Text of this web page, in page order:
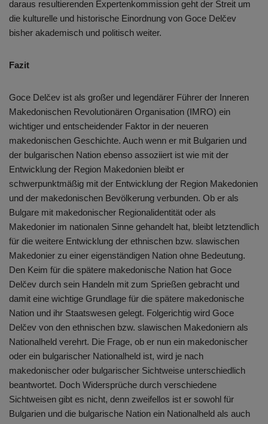
daraus resultierenden Expertenkommission geht der Streit um
die kulturelle und historische Einordnung von Goce Delčev
bisher akademisch und politisch weiter.
Fazit
Goce Delčev ist als großer und legendärer Führer der Inneren
Makedonischen Revolutionären Organisation (IMRO) ein
wichtiger und entscheidender Faktor in der neueren
makedonischen Geschichte. Auch wenn er mit Bulgarien und
der bulgarischen Nation ebenso assoziiert ist wie mit der
Entwicklung der Region Makedonien bleibt er
schwerpunktmäßig mit der Entwicklung der Region Makedonien
und der makedonischen Bevölkerung verbunden. Ob er als
Bulgare mit makedonischer Regionalidentität oder als
Makedonier im nationalen Sinne gehandelt hat, bleibt letztendlich
für die weitere Entwicklung der ethnischen bzw. slawischen
Makedonier zu einer eigenständigen Nation ohne Bedeutung.
Den Keim für die spätere makedonische Nation hat Goce
Delčev durch sein Handeln mit zum Sprießen gebracht und
damit eine wichtige Grundlage für die spätere makedonische
Nation und ihr Staatswesen gelegt. Folgerichtig wird Goce
Delčev von den ethnischen bzw. slawischen Makedoniern als
Nationalheld verehrt. Die Frage, ob er nun ein makedonischer
oder ein bulgarischer Nationalheld ist, wird je nach
makedonischer oder bulgarischer Sichtweise unterschiedlich
beantwortet. Doch Widersprüche durch verschiedene
Sichtweisen gibt es nicht, denn zweifellos ist er sowohl für
Bulgarien und die bulgarische Nation ein Nationalheld als auch